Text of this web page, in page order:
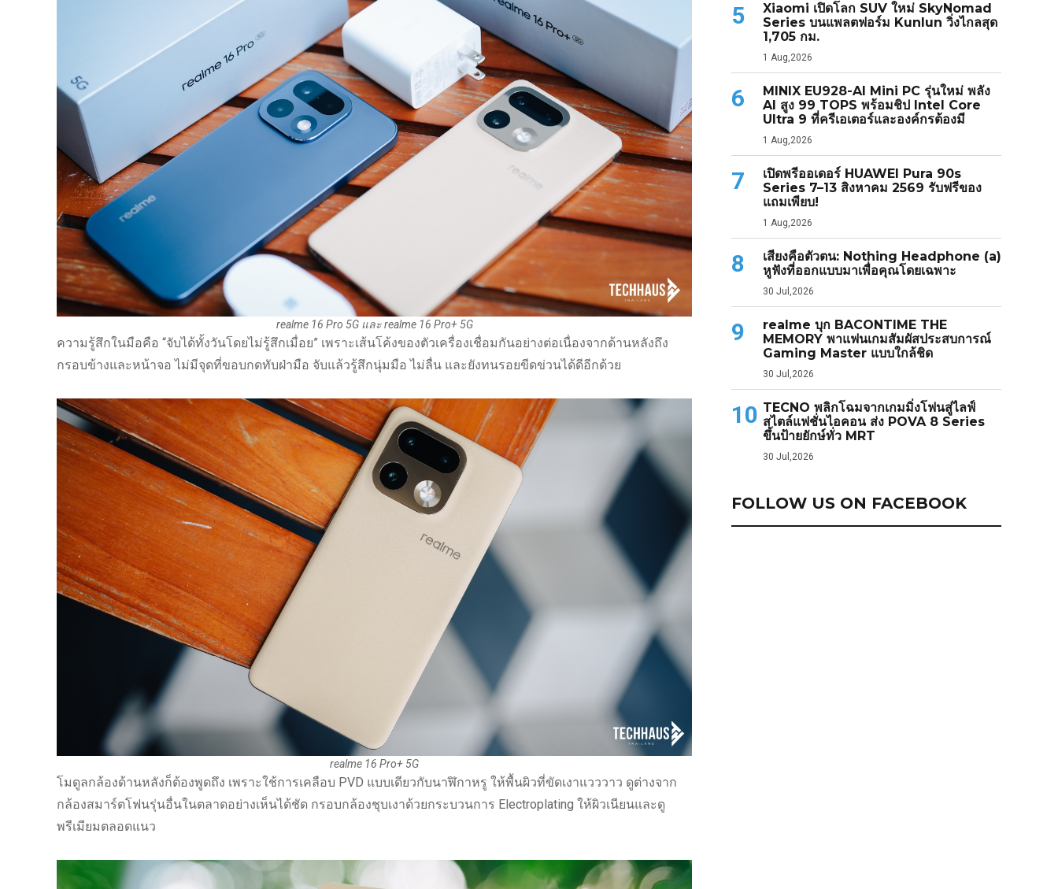
realme 16 Pro 5G และ realme 16 Pro+ 5G
ความรู้สึกในมือคือ “จับได้ทั้งวันโดยไม่รู้สึกเมื่อย” เพราะเส้นโค้งของตัวเครื่องเชื่อมกันอย่างต่อเนื่องจากด้านหลังถึง
กรอบข้างและหน้าจอ ไม่มีจุดที่ขอบกดทับฝ่ามือ จับแล้วรู้สึกนุ่มมือ ไม่ลื่น และยังทนรอยขีดข่วนได้ดีอีกด้วย
realme 16 Pro+ 5G
โมดูลกล้องด้านหลังก็ต้องพูดถึง เพราะใช้การเคลือบ PVD แบบเดียวกับนาฬิกาหรู ให้พื้นผิวที่ขัดเงาแวววาว ดูต่างจาก
กล้องสมาร์ตโฟนรุ่นอื่นในตลาดอย่างเห็นได้ชัด กรอบกล้องชุบเงาด้วยกระบวนการ Electroplating ให้ผิวเนียนและดู
พรีเมียมตลอดแนว
5
Xiaomi เปิดโลก SUV ใหม่ SkyNomad
Series บนแพลตฟอร์ม Kunlun วิ่งไกลสุด
1,705 กม.
1 Aug,2026
6
MINIX EU928-AI Mini PC รุ่นใหม่ พลัง
AI สูง 99 TOPS พร้อมชิป Intel Core
Ultra 9 ที่ครีเอเตอร์และองค์กรต้องมี
1 Aug,2026
7
เปิดพรีออเดอร์ HUAWEI Pura 90s
Series 7–13 สิงหาคม 2569 รับฟรีของ
แถมเพียบ!
1 Aug,2026
8
เสียงคือตัวตน: Nothing Headphone (a)
หูฟังที่ออกแบบมาเพื่อคุณโดยเฉพาะ
30 Jul,2026
9
realme บุก BACONTIME THE
MEMORY พาแฟนเกมสัมผัสประสบการณ์
Gaming Master แบบใกล้ชิด
30 Jul,2026
10 TECNO พลิกโฉมจากเกมมิ่งโฟนสู่ไลฟ์
สไตล์แฟชั่นไอคอน ส่ง POVA 8 Series
ขึ้นป้ายยักษ์ทั่ว MRT
30 Jul,2026
FOLLOW US ON FACEBOOK